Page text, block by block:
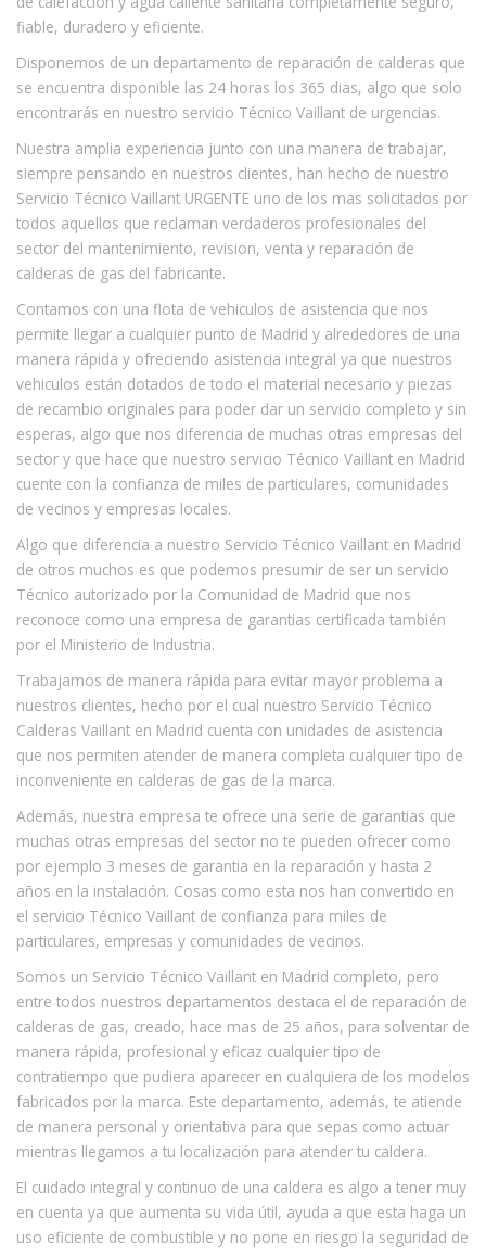
fiable, duradero y eficiente.
Disponemos de un departamento de reparación de calderas que
se encuentra disponible las 24 horas los 365 dias, algo que solo
encontrarás en nuestro servicio Técnico Vaillant de urgencias.
Nuestra amplia experiencia junto con una manera de trabajar,
siempre pensando en nuestros clientes, han hecho de nuestro
Servicio Técnico Vaillant URGENTE uno de los mas solicitados por
todos aquellos que reclaman verdaderos profesionales del
sector del mantenimiento, revision, venta y reparación de
calderas de gas del fabricante.
Contamos con una flota de vehiculos de asistencia que nos
permite llegar a cualquier punto de Madrid y alrededores de una
manera rápida y ofreciendo asistencia integral ya que nuestros
vehiculos están dotados de todo el material necesario y piezas
de recambio originales para poder dar un servicio completo y sin
esperas, algo que nos diferencia de muchas otras empresas del
sector y que hace que nuestro servicio Técnico Vaillant en Madrid
cuente con la confianza de miles de particulares, comunidades
de vecinos y empresas locales.
Algo que diferencia a nuestro Servicio Técnico Vaillant en Madrid
de otros muchos es que podemos presumir de ser un servicio
Técnico autorizado por la Comunidad de Madrid que nos
reconoce como una empresa de garantias certificada también
por el Ministerio de Industria.
Trabajamos de manera rápida para evitar mayor problema a
nuestros clientes, hecho por el cual nuestro Servicio Técnico
Calderas Vaillant en Madrid cuenta con unidades de asistencia
que nos permiten atender de manera completa cualquier tipo de
inconveniente en calderas de gas de la marca.
Además, nuestra empresa te ofrece una serie de garantias que
muchas otras empresas del sector no te pueden ofrecer como
por ejemplo 3 meses de garantia en la reparación y hasta 2
años en la instalación. Cosas como esta nos han convertido en
el servicio Técnico Vaillant de confianza para miles de
particulares, empresas y comunidades de vecinos.
Somos un Servicio Técnico Vaillant en Madrid completo, pero
entre todos nuestros departamentos destaca el de reparación de
calderas de gas, creado, hace mas de 25 años, para solventar de
manera rápida, profesional y eficaz cualquier tipo de
contratiempo que pudiera aparecer en cualquiera de los modelos
fabricados por la marca. Este departamento, además, te atiende
de manera personal y orientativa para que sepas como actuar
mientras llegamos a tu localización para atender tu caldera.
El cuidado integral y continuo de una caldera es algo a tener muy
en cuenta ya que aumenta su vida útil, ayuda a que esta haga un
uso eficiente de combustible y no pone en riesgo la seguridad de